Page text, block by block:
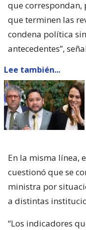
que correspondan,
que terminen las
condena política
antecedentes”,
Lee también...
En la misma línea,
cuestionó que se
ministra por
a distintas
“Los indicadores